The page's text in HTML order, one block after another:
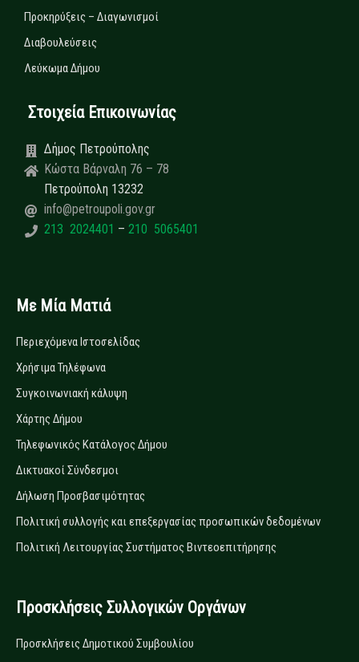
Προκηρύξεις – Διαγωνισμοί
Διαβουλεύσεις
Λεύκωμα Δήμου
Στοιχεία Επικοινωνίας
Δήμος Πετρούπολης
Κώστα Βάρναλη 76 – 78
Πετρούπολη 13232
info@petroupoli.gov.gr
213 2024401 – 210 5065401
Με Μία Ματιά
Περιεχόμενα Ιστοσελίδας
Χρήσιμα Τηλέφωνα
Συγκοινωνιακή κάλυψη
Χάρτης Δήμου
Τηλεφωνικός Κατάλογος Δήμου
Δικτυακοί Σύνδεσμοι
Δήλωση Προσβασιμότητας
Πολιτική συλλογής και επεξεργασίας προσωπικών δεδομένων
Πολιτική Λειτουργίας Συστήματος Βιντεοεπιτήρησης
Προσκλήσεις Συλλογικών Οργάνων
Προσκλήσεις Δημοτικού Συμβουλίου